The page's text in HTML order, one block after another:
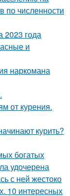
по численности
2023 года
и
наркомана
от курения.
курить?
богатых
удочерена
с ней жестоко
10 интересных